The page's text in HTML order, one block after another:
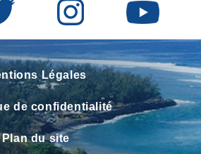
Légales
de confidentialité
Plan du site